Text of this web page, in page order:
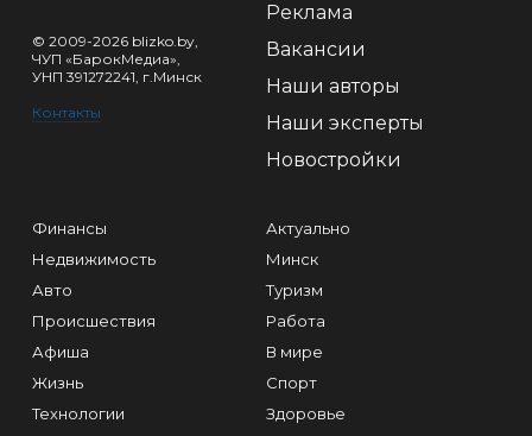
© 2009-2026 blizko.by,
ЧУП «БарокМедиа»,
УНП 391272241, г.Минск
Контакты
Реклама
Вакансии
Наши авторы
Наши эксперты
Новостройки
Финансы
Недвижимость
Авто
Происшествия
Афиша
Жизнь
Технологии
Актуально
Минск
Туризм
Работа
В мире
Спорт
Здоровье